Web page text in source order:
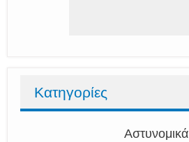
Κατηγορίες
Αστυνομικά